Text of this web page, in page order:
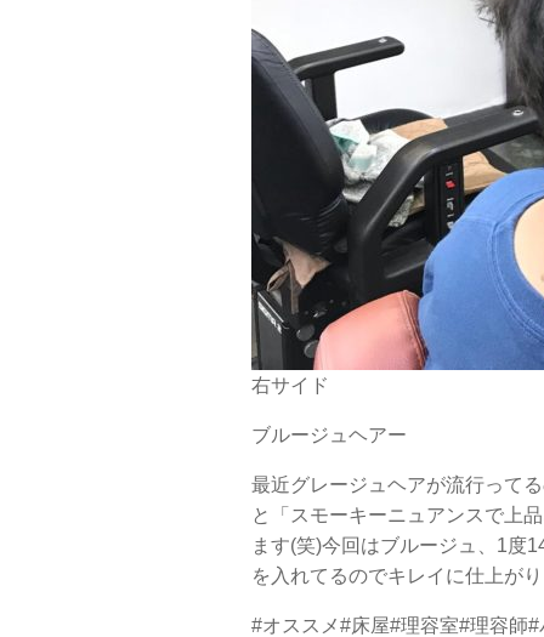
右サイド
ブルージュヘアー
最近グレージュヘアが流行って
と「スモーキーニュアンスで上
ます(笑)今回はブルージュ、1度
を入れてるのでキレイに仕上が
#オススメ#床屋#理容室#理容師